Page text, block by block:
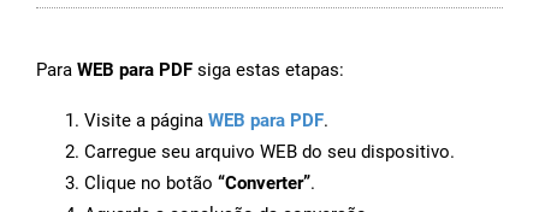
Para WEB para PDF siga estas etapas:
Visite a página WEB para PDF.
Carregue seu arquivo WEB do seu dispositivo.
Clique no botão “Converter”.